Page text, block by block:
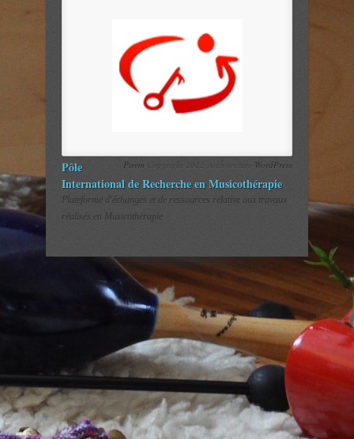
Pirem Copyright 2012 Architecture WordPress
Pôle
International de Recherche en Musicothérapie
Plateforme d'échanges et de ressources relative aux travaux
réalisés en Musicothérapie